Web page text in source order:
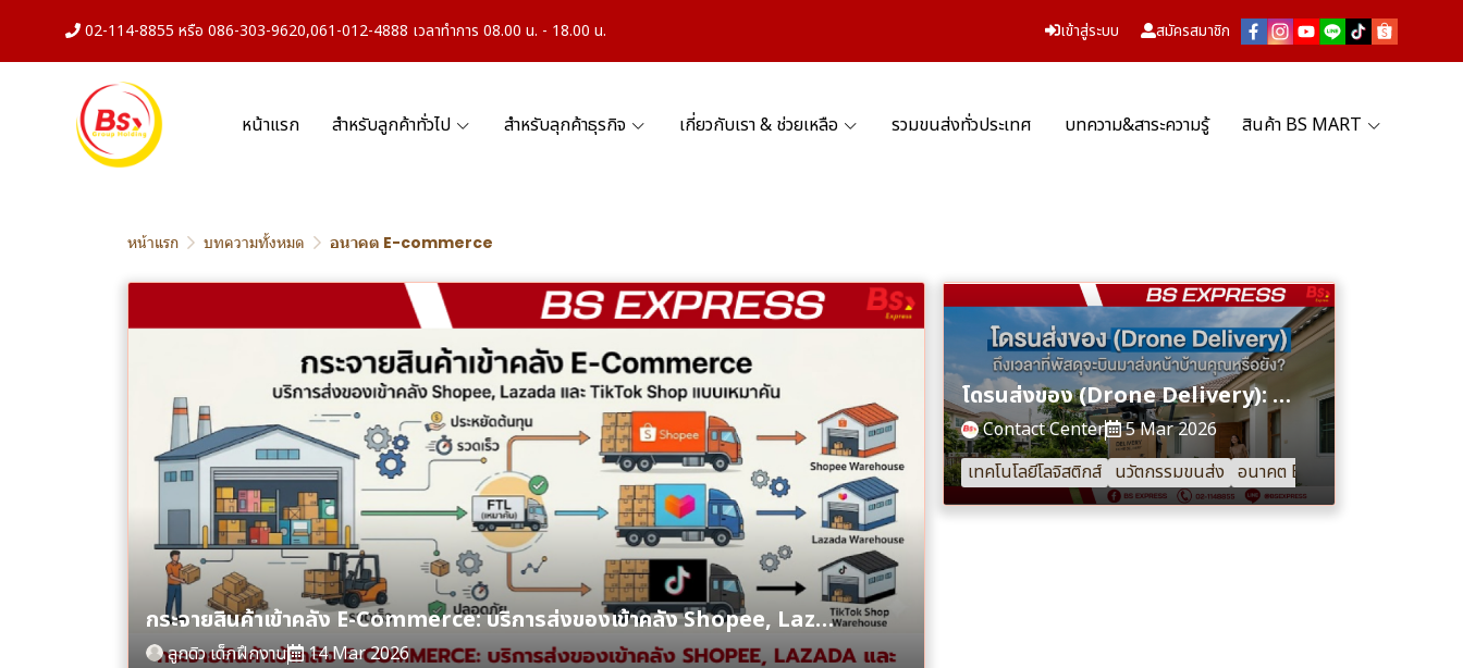
02-114-8855 หรือ 086-303-9620,061-012-4888 เวลาทำการ 08.00 น. - 18.00 น. เข้าสู่ระบบ สมัครสมาชิก
หน้าแรก สำหรับลูกค้าทั่วไป สำหรับลุกค้าธุรกิจ เกี่ยวกับเรา & ช่วยเหลือ รวมขนส่งทั่วประเทศ บทความ&สาระความรู้ สินค้า BS MART
หน้าแรก บทความทั้งหมด อนาคต E-commerce
กระจายสินค้าเข้าคลัง E-Commerce: บริการส่งของเข้าคลัง Shopee, Lazada และ TikTok Shop แบบเหมาคัน
ลูกดิว เด็กฝึกงาน
14 Mar 2026
โดรนส่งของ (Drone Delivery): ถึงเวลาที่พัสดุจะบินมาส่งหน้าบ้านคุณหรือยัง?
Contact Center
5 Mar 2026
เทคโนโลยีโลจิสติกส์ นวัตกรรมขนส่ง อนาคต E-commerce